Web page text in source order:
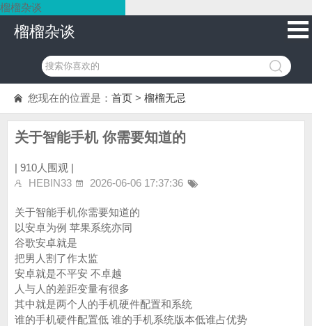
榴榴杂谈
榴榴杂谈
您现在的位置是： 首页 > 榴榴无忌
关于智能手机 你需要知道的
| 910人围观 |
HEBIN33
2026-06-06 17:37:36
关于智能手机你需要知道的
以安卓为例 苹果系统亦同
谷歌安卓就是
把男人割了作太监
安卓就是不平安 不卓越
人与人的差距变量有很多
其中就是两个人的手机硬件配置和系统
谁的手机硬件配置低 谁的手机系统版本低谁占优势